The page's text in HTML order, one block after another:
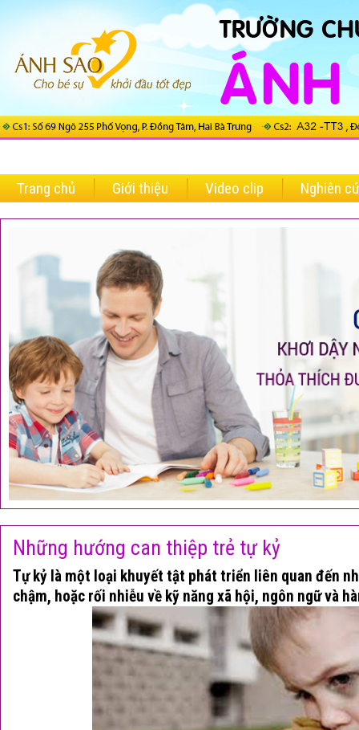
Trang chủ Giới thiệu Video clip Nghiên
Những hướng can thiệp trẻ tự kỷ
Tự kỷ là một loại khuyết tật phát triển liên quan đến
chậm, hoặc rối nhiễu về kỹ năng xã hội, ngôn ngữ và